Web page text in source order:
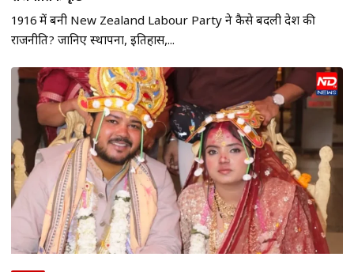
1916 में बनी New Zealand Labour Party ने कैसे बदली देश की
राजनीति? जानिए स्थापना, इतिहास,...